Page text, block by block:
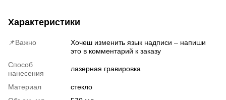
Характеристики
📌Важно
Хочеш изменить язык надписи – напиши
это в комментарий к заказу
Способ
нанесения
лазерная гравировка
Материал
стекло